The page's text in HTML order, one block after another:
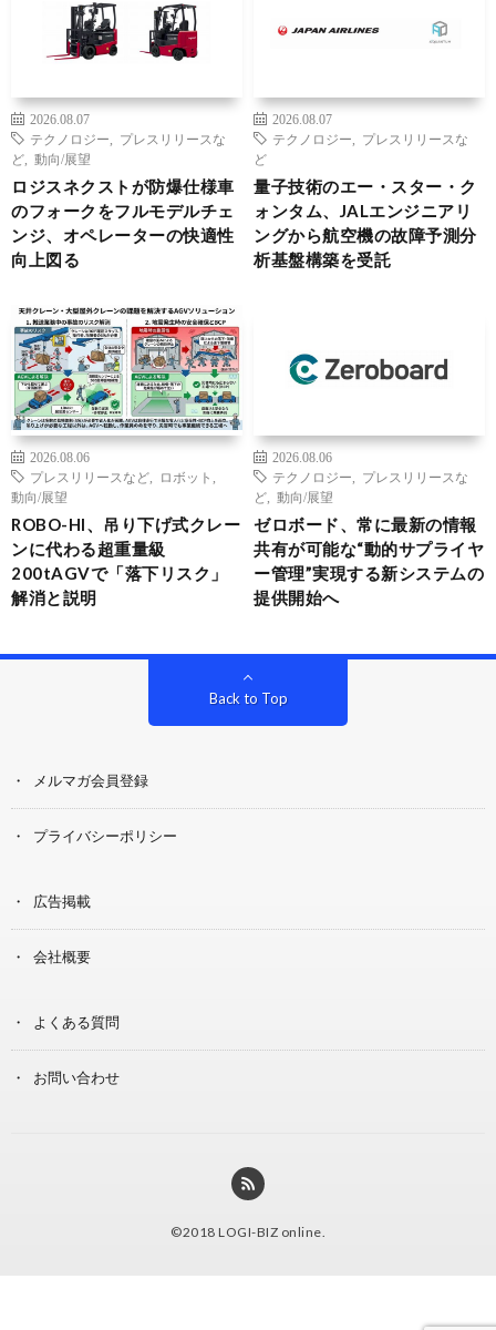
2026.08.07
テクノロジー
プレスリリースな
ど
動向/展望
ロジスネクストが防爆仕様車
のフォークをフルモデルチェ
ンジ、オペレーターの快適性
向上図る
2026.08.07
テクノロジー
プレスリリースな
ど
量子技術のエー・スター・ク
ォンタム、JALエンジニアリ
ングから航空機の故障予測分
析基盤構築を受託
2026.08.06
プレスリリースなど
ロボット
動向/展望
ROBO-HI、吊り下げ式クレー
ンに代わる超重量級
200tAGVで「落下リスク」
解消と説明
2026.08.06
テクノロジー
プレスリリースな
ど
動向/展望
ゼロボード、常に最新の情報
共有が可能な“動的サプライヤ
ー管理”実現する新システムの
提供開始へ
Back to Top
メルマガ会員登録
プライバシーポリシー
広告掲載
会社概要
よくある質問
お問い合わせ
©2018 LOGI-BIZ online